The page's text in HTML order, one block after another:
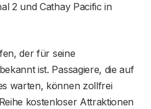
2 und Cathay Pacific in
der für seine
ist. Passagiere, die auf
warten, können zollfrei
kostenloser Attraktionen